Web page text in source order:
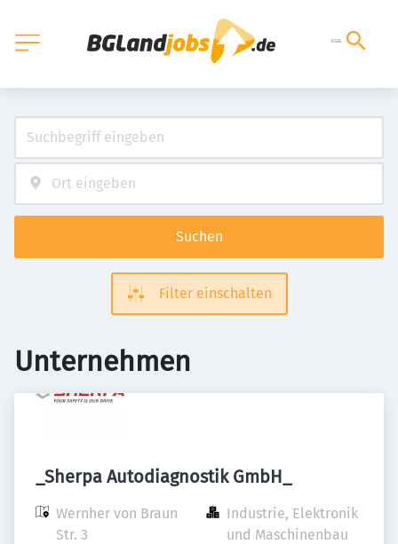
Suchen
Filter einschalten
Unternehmen
_Sherpa Autodiagnostik GmbH_
Wernher von Braun
Str. 3
Industrie, Elektronik
und Maschinenbau